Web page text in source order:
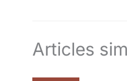
Articles